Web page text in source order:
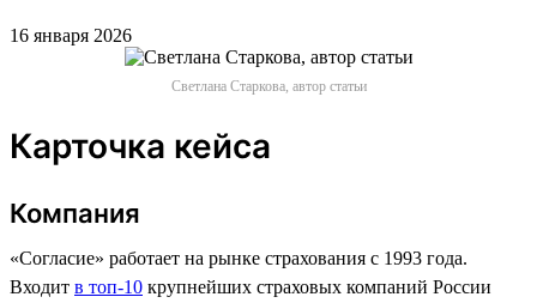
16 января 2026
Светлана Старкова, автор статьи
Карточка кейса
Компания
«Согласие» работает на рынке страхования с 1993 года.
Входит в топ-10 крупнейших страховых компаний России